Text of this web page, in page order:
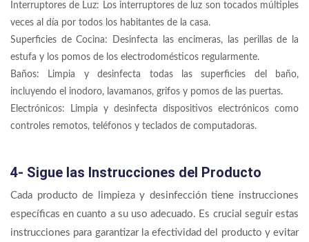
Interruptores de Luz: Los interruptores de luz son tocados múltiples
veces al día por todos los habitantes de la casa.
Superficies de Cocina: Desinfecta las encimeras, las perillas de la
estufa y los pomos de los electrodomésticos regularmente.
Baños: Limpia y desinfecta todas las superficies del baño,
incluyendo el inodoro, lavamanos, grifos y pomos de las puertas.
Electrónicos: Limpia y desinfecta dispositivos electrónicos como
controles remotos, teléfonos y teclados de computadoras.
4- Sigue las Instrucciones del Producto
Cada producto de limpieza y desinfección tiene instrucciones
específicas en cuanto a su uso adecuado. Es crucial seguir estas
instrucciones para garantizar la efectividad del producto y evitar